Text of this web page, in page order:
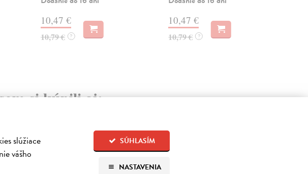
slúžiace
vášho
SÚHLASÍM
NASTAVENIA
10,47 €
10,79 € ?
10,47 €
10,79 € ?
si kúpili aj:
na sklade